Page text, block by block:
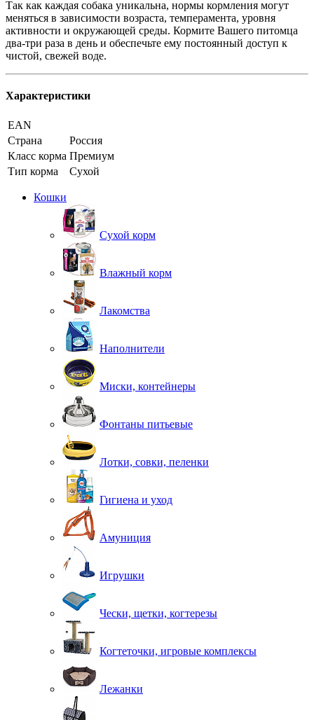
Так как каждая собака уникальна, нормы кормления могут
меняться в зависимости возраста, темперамента, уровня
активности и окружающей среды. Кормите Вашего питомца
два-три раза в день и обеспечьте ему постоянный доступ к
чистой, свежей воде.
Характеристики
EAN
Страна
Россия
Класс корма Премиум
Тип корма
Сухой
Кошки
Сухой корм
Влажный корм
Лакомства
Наполнители
Миски, контейнеры
Фонтаны питьевые
Лотки, совки, пеленки
Гигиена и уход
Амуниция
Игрушки
Чески, щетки, когтерезы
Когтеточки, игровые комплексы
Лежанки